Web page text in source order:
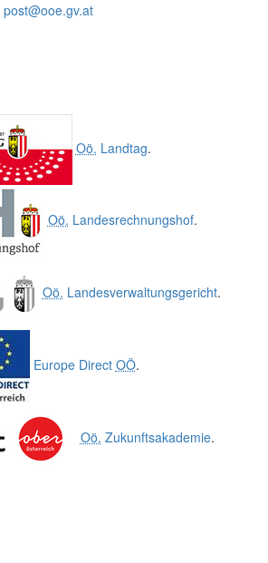
post@ooe.gv.at
Oö. Landtag.
Oö. Landesrechnungshof.
Oö. Landesverwaltungsgericht.
Europe Direct OÖ.
Oö. Zukunftsakademie.